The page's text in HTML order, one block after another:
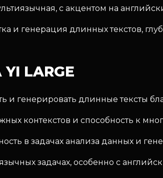
с акцентом на
и генерация длинных текстов,
LARGE
и генерировать длинные тексты
контекстов и способность к
в задачах анализа данных и
задачах, особенно с